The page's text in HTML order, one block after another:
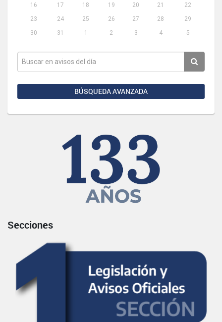
16
17 18 19 20 21
22
23
24 25 26 27 28
29
30
31 1 2 3 4 5
BÚSQUEDA AVANZADA
Secciones